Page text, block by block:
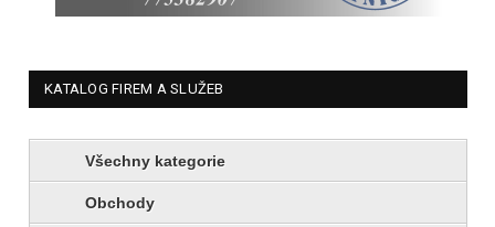
KATALOG FIREM A SLUŽEB
Všechny kategorie
Obchody